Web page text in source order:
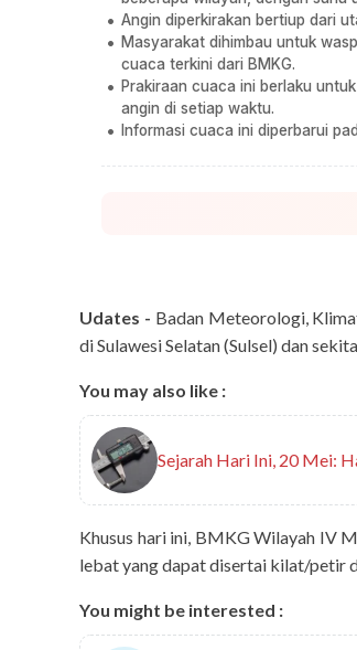
Angin diperkirakan bertiup dari
Masyarakat dihimbau untuk
cuaca terkini dari BMKG.
Prakiraan cuaca ini berlaku
angin di setiap waktu.
Informasi cuaca ini diperbarui
Udates - Badan Meteorologi,
di Sulawesi Selatan (Sulsel) dan
You may also like :
Sejarah Hari Ini, 20 Mei:
Khusus hari ini, BMKG Wilayah IV
lebat yang dapat disertai kilat/petir
You might be interested :